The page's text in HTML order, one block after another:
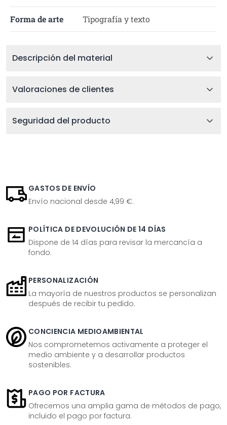
Forma de arte Tipografía y texto
Descripción del material
Valoraciones de clientes
Seguridad del producto
GASTOS DE ENVÍO
Envío nacional desde 4,99 €.
POLÍTICA DE DEVOLUCIÓN DE 14 DÍAS
Dispone de 14 días para revisar la mercancía a
fondo.
PERSONALIZACIÓN
La mayoría de nuestros productos se personalizan
después de recibir tu pedido.
CONCIENCIA MEDIOAMBIENTAL
Nos comprometemos activamente a proteger el
medio ambiente y a desarrollar productos
sostenibles.
PAGO POR FACTURA
Ofrecemos una amplia gama de métodos de pago,
incluido el pago por factura.